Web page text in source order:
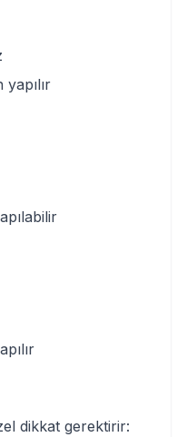
dikkat gerektirir: